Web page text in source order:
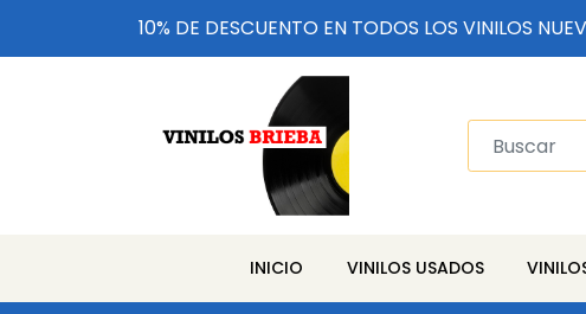
10% DE DESCUENTO EN TODOS LOS VINILOS
INICIO VINILOS USADOS